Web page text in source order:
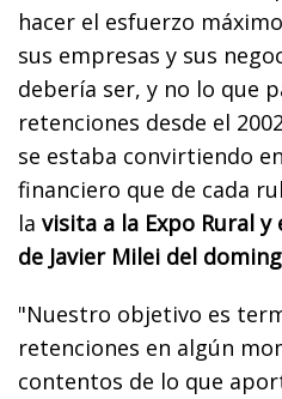
hacer el esfuerzo
sus empresas y sus
debería ser, y no lo que
retenciones desde el
se estaba convirtiendo
financiero que de cada
la visita a la Expo Rural
de Javier Milei del
"Nuestro objetivo es
retenciones en algún
contentos de lo que